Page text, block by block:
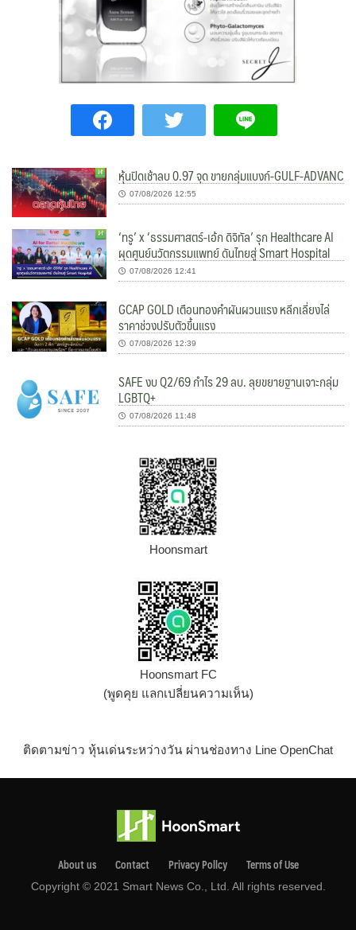
หุ้นปิดเช้าลบ 0.97 จุด ขายกลุ่มแบงก์-GULF-ADVANC
07/08/2026 12:55
‘ทรู’ x ‘ธรรมศาสตร์-เอ้ก ดิจิทัล’ รุก Healthcare AI
ผุดศูนย์นวัตกรรมแพทย์ ดันไทยสู่ Smart Hospital
07/08/2026 12:41
GCAP GOLD เตือนทองคำผันผวนแรง หลีกเลี่ยงไล่
ราคาช่วงปรับตัวขึ้นแรง
07/08/2026 12:39
SAFE งบ Q2/69 กำไร 29 ลบ. ลุยขยายฐานเจาะกลุ่ม
LGBTQ+
07/08/2026 11:48
Hoonsmart
Hoonsmart FC
(พูดคุย แลกเปลี่ยนความเห็น)
ติดตามข่าว หุ้นเด่นระหว่างวัน ผ่านช่องทาง Line OpenChat
About us Contact Privacy Pollcy Terms of Use
Copyright © 2021 Smart News Co., Ltd. All rights reserved.